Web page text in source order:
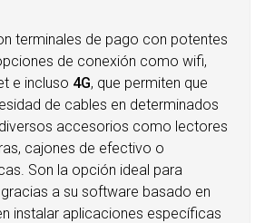
terminales de pago con potentes
de conexión como wifi,
e incluso 4G, que permiten que
de cables en determinados
accesorios como lectores
cajones de efectivo o
Son la opción ideal para
a su software basado en
instalar aplicaciones específicas